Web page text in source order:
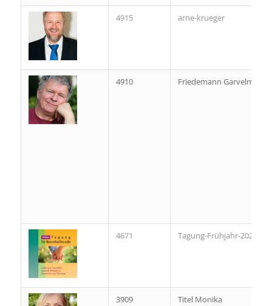
4915 arne-krueger
4910 Friedemann Garvelmann
4671 Tagung-Frühjahr-2021
3909 Titel Monika